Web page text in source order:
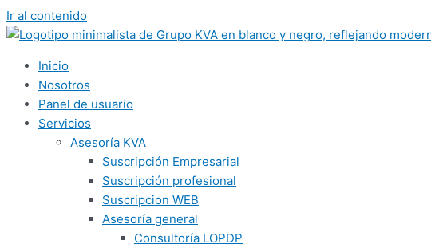
Ir al contenido
Inicio
Nosotros
Panel de usuario
Servicios
Asesoría KVA
Suscripción Empresarial
Suscripción profesional
Suscripcion WEB
Asesoría general
Consultoría LOPDP